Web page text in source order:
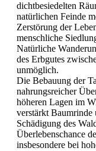
dichtbesiedelten
natürlichen Feinde
Zerstörung der
menschliche
Natürliche
des Erbgutes
unmöglich.
Die Bebauung der
nahrungsreicher
höheren Lagen im
verstärkt Baumrinde
Schädigung des
Überlebenschance
insbesondere bei